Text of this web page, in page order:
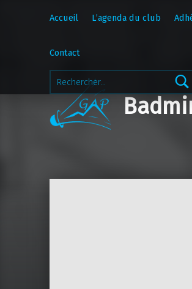
Rechercher :
Accueil L’agenda du club
Contact